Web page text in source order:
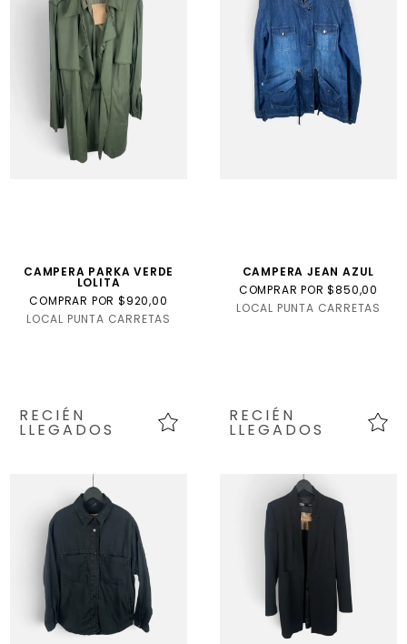
CAMPERA PARKA VERDE
LOLITA
COMPRAR POR $920,00
LOCAL PUNTA CARRETAS
CAMPERA JEAN AZUL
COMPRAR POR $850,00
LOCAL PUNTA CARRETAS
RECIÉN
LLEGADOS
RECIÉN
LLEGADOS